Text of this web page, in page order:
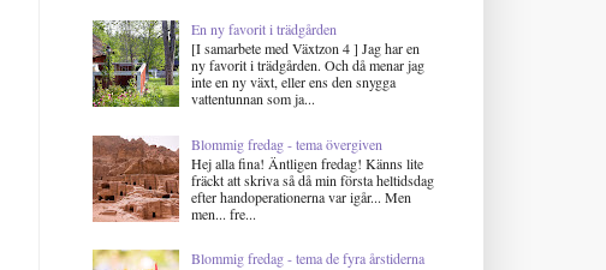
En ny favorit i trädgården
[I samarbete med Växtzon 4 ] Jag har en
ny favorit i trädgården. Och då menar jag
inte en ny växt, eller ens den snygga
vattentunnan som ja...
Blommig fredag - tema övergiven
Hej alla fina! Äntligen fredag! Känns lite
fräckt att skriva så då min första heltidsdag
efter handoperationerna var igår... Men
men... fre...
Blommig fredag - tema de fyra årstiderna